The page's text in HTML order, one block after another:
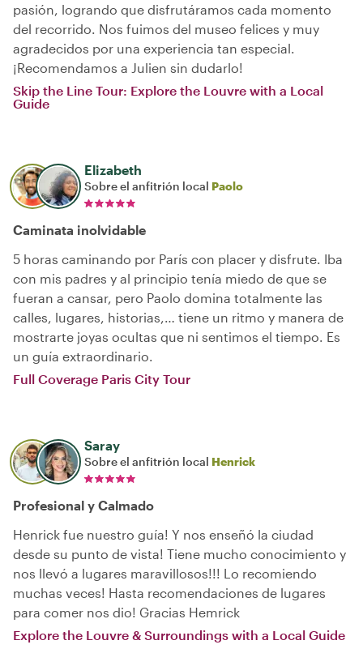
pasión, logrando que disfrutáramos cada momento
del recorrido. Nos fuimos del museo felices y muy
agradecidos por una experiencia tan especial.
¡Recomendamos a Julien sin dudarlo!
Skip the Line Tour: Explore the Louvre with a Local
Guide
Elizabeth
Sobre el anfitrión local Paolo
Caminata inolvidable
5 horas caminando por París con placer y disfrute. Iba
con mis padres y al principio tenía miedo de que se
fueran a cansar, pero Paolo domina totalmente las
calles, lugares, historias,… tiene un ritmo y manera de
mostrarte joyas ocultas que ni sentimos el tiempo. Es
un guía extraordinario.
Full Coverage Paris City Tour
Saray
Sobre el anfitrión local Henrick
Profesional y Calmado
Henrick fue nuestro guía! Y nos enseñó la ciudad
desde su punto de vista! Tiene mucho conocimiento y
nos llevó a lugares maravillosos!!! Lo recomiendo
muchas veces! Hasta recomendaciones de lugares
para comer nos dio! Gracias Hemrick
Explore the Louvre & Surroundings with a Local Guide